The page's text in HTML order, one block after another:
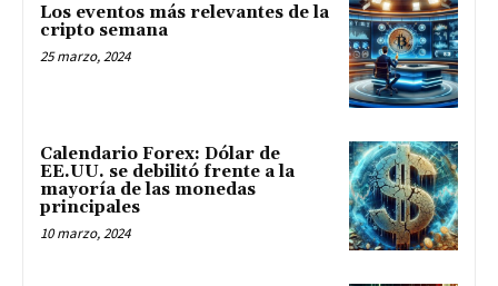
Los eventos más relevantes de la
cripto semana
25 marzo, 2024
Calendario Forex: Dólar de
EE.UU. se debilitó frente a la
mayoría de las monedas
principales
10 marzo, 2024